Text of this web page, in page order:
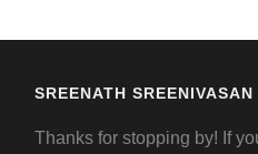
SREENATH SREENIVASAN
Thanks for stopping by! If